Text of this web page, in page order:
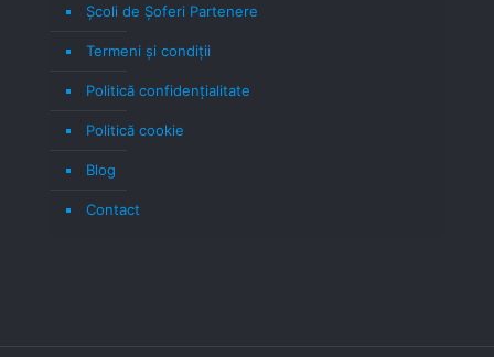
Școli de Șoferi Partenere
Termeni şi condiţii
Politică confidenţialitate
Politică cookie
Blog
Contact